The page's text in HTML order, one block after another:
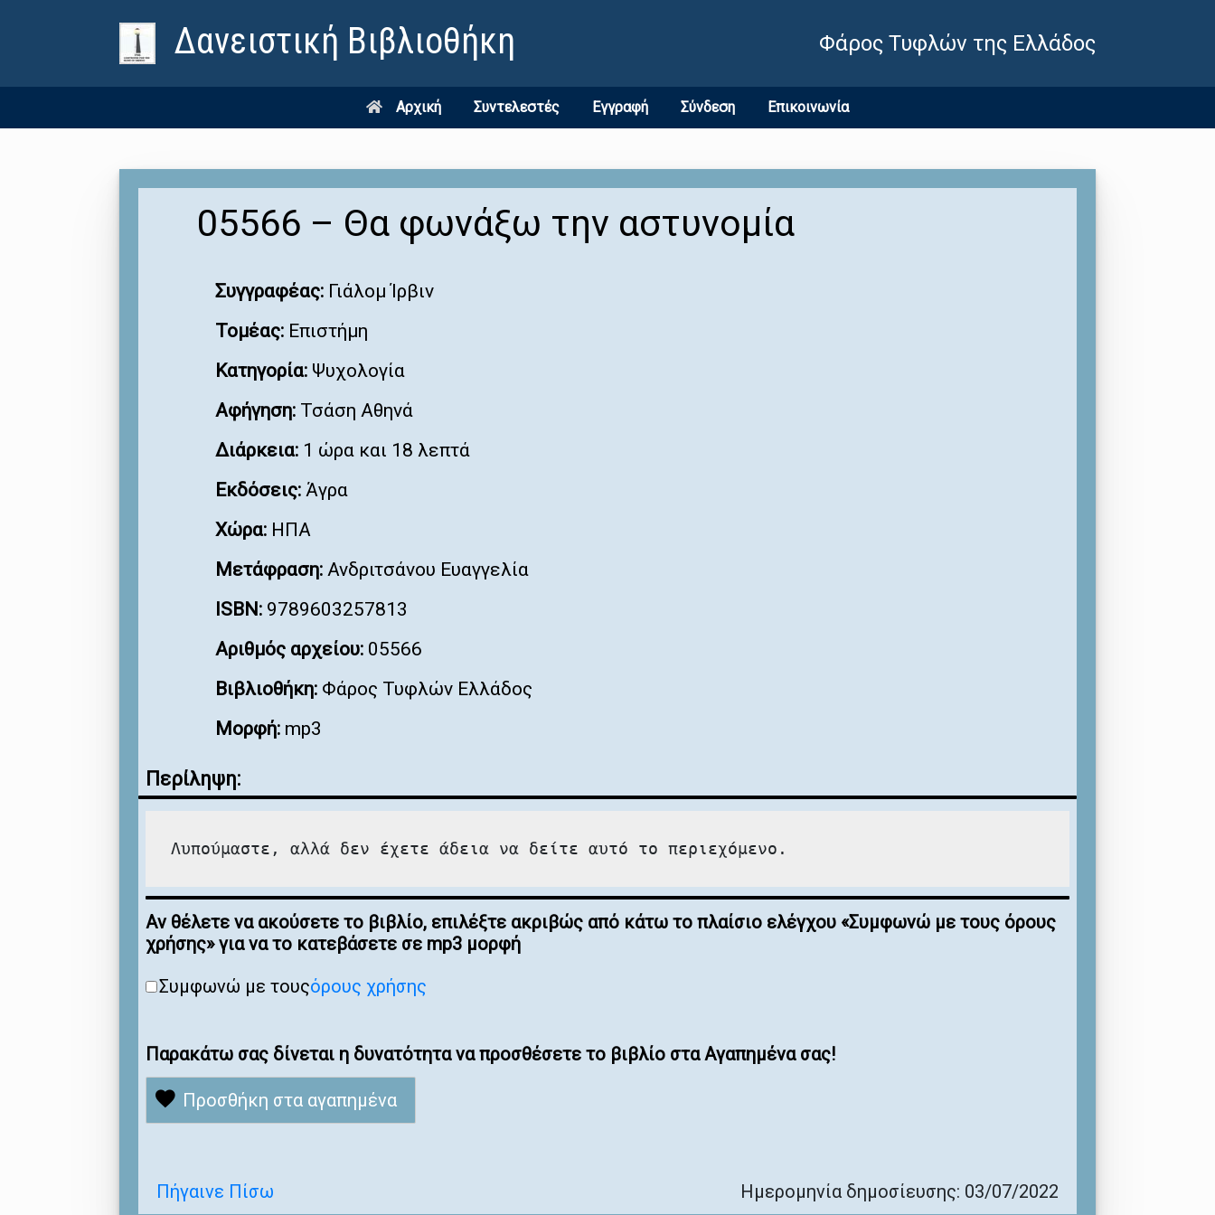
Δανειστική Βιβλιοθήκη Φάρος Τυφλών της Ελλάδος
Αρχική Συντελεστές Εγγραφή Σύνδεση Επικοινωνία
05566 – Θα φωνάξω την αστυνομία
Συγγραφέας: Γιάλομ Ίρβιν
Τομέας: Επιστήμη
Κατηγορία: Ψυχολογία
Αφήγηση: Τσάση Αθηνά
Διάρκεια: 1 ώρα και 18 λεπτά
Εκδόσεις: Άγρα
Χώρα: ΗΠΑ
Μετάφραση: Ανδριτσάνου Ευαγγελία
ISBN: 9789603257813
Αριθμός αρχείου: 05566
Βιβλιοθήκη: Φάρος Τυφλών Ελλάδος
Μορφή: mp3
Περίληψη:
Λυπούμαστε, αλλά δεν έχετε άδεια να δείτε αυτό το περιεχόμενο.
Αν θέλετε να ακούσετε το βιβλίο, επιλέξτε ακριβώς από κάτω το πλαίσιο ελέγχου «Συμφωνώ με τους όρους
χρήσης» για να το κατεβάσετε σε mp3 μορφή
Συμφωνώ με τουςόρους χρήσης
Παρακάτω σας δίνεται η δυνατότητα να προσθέσετε το βιβλίο στα Αγαπημένα σας!
Προσθήκη στα αγαπημένα
Πήγαινε Πίσω Ημερομηνία δημοσίευσης: 03/07/2022